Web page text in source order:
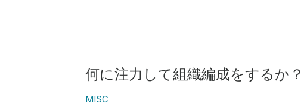
何に注力して組織編成をするか？
MISC